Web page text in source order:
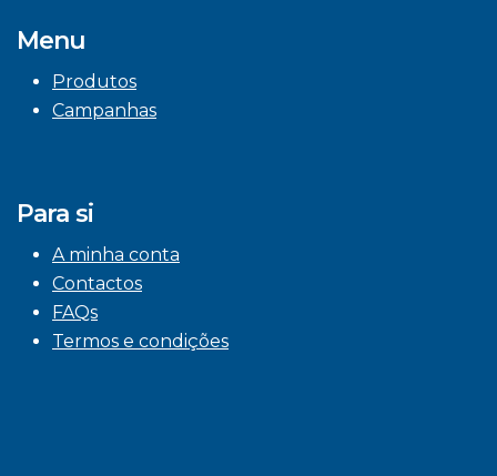
Menu
Produtos
Campanhas
Para si
A minha conta
Contactos
FAQs
Termos e condições